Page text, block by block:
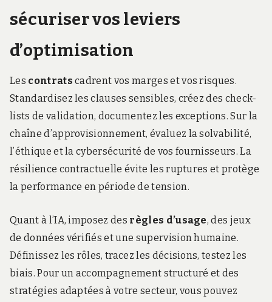
sécuriser vos leviers
d’optimisation
Les contrats cadrent vos marges et vos risques.
Standardisez les clauses sensibles, créez des check-
lists de validation, documentez les exceptions. Sur la
chaîne d’approvisionnement, évaluez la solvabilité,
l’éthique et la cybersécurité de vos fournisseurs. La
résilience contractuelle évite les ruptures et protège
la performance en période de tension.
Quant à l’IA, imposez des règles d’usage, des jeux
de données vérifiés et une supervision humaine.
Définissez les rôles, tracez les décisions, testez les
biais. Pour un accompagnement structuré et des
stratégies adaptées à votre secteur, vous pouvez